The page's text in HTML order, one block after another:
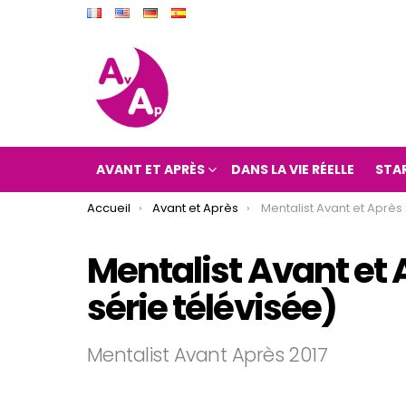
AVANT ET APRÈS DANS LA VIE RÉELLE
You are here:
Accueil Avant et Après Mentalist Avant et Après 2017
Mentalist Avant et
série télévisée)
Mentalist Avant Après 2017